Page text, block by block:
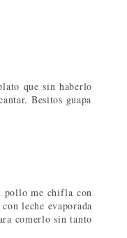
que sin haberlo
Besitos guapa
pollo me chifla con
leche evaporada
comerlo sin tanto